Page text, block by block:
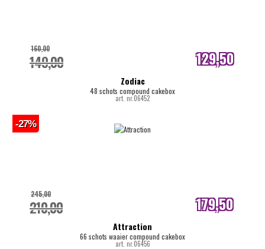
Zodiac
48 schots compound cakebox
art. nr.06452
149,00
160,00 129,50
internetprijs
Attraction
66 schots waaier compound cakebox
art. nr.06456
210,00
245,00 179,50
internetprijs
-27%